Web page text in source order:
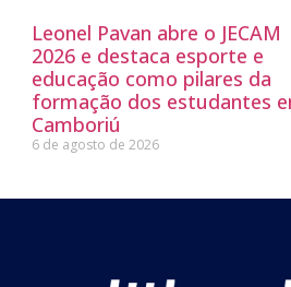
Leonel Pavan abre o JECAM
2026 e destaca esporte e
educação como pilares da
formação dos estudantes
Camboriú
6 de agosto de 2026